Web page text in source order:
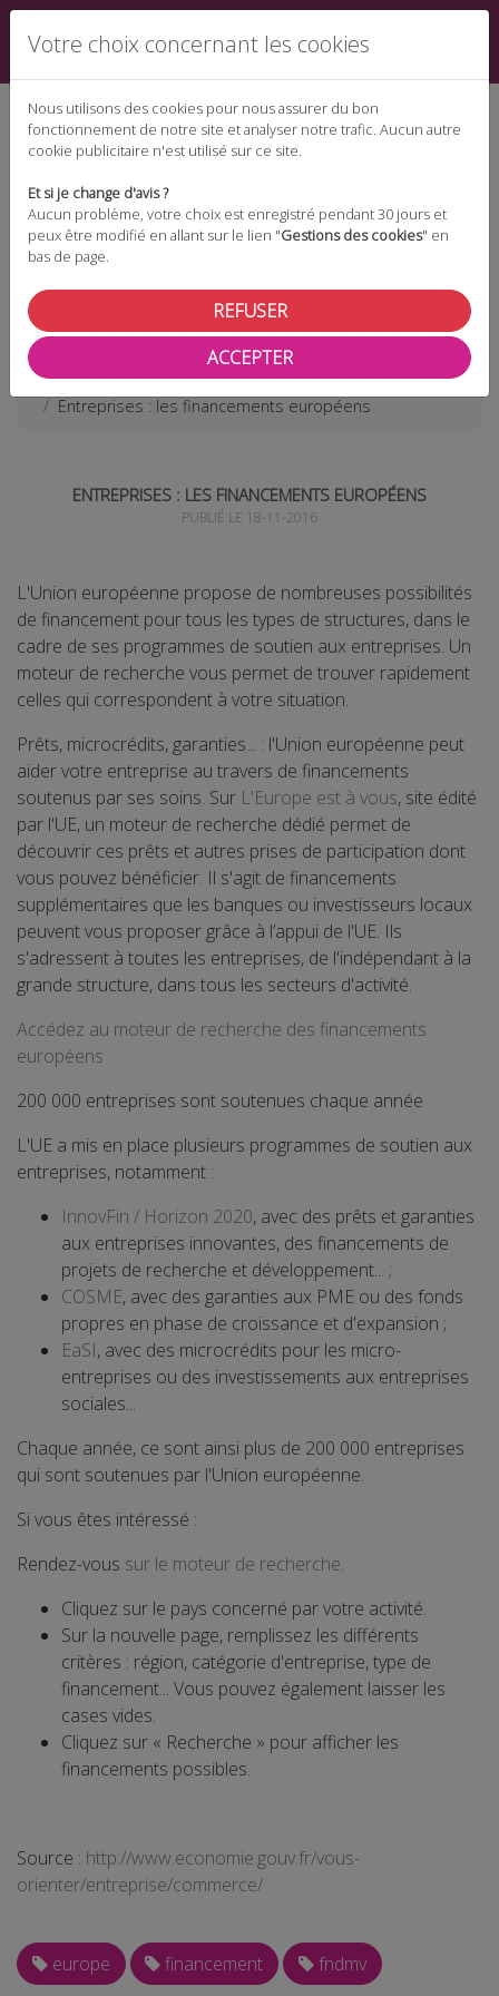
Espace téléchargement
Espace adhérent
Les actualités
Entreprises : les financements européens
ENTREPRISES : LES FINANCEMENTS EUROPÉENS
PUBLIÉ LE 18-11-2016
L'Union européenne propose de nombreuses possibilités
de financement pour tous les types de structures, dans le
cadre de ses programmes de soutien aux entreprises. Un
moteur de recherche vous permet de trouver rapidement
celles qui correspondent à votre situation.
Prêts, microcrédits, garanties... : l'Union européenne peut
aider votre entreprise au travers de financements
soutenus par ses soins. Sur L'Europe est à vous, site édité
par l'UE, un moteur de recherche dédié permet de
découvrir ces prêts et autres prises de participation dont
vous pouvez bénéficier. Il s'agit de financements
supplémentaires que les banques ou investisseurs locaux
peuvent vous proposer grâce à l’appui de l'UE. Ils
s'adressent à toutes les entreprises, de l'indépendant à la
grande structure, dans tous les secteurs d'activité.
Accédez au moteur de recherche des financements
européens
200 000 entreprises sont soutenues chaque année
L'UE a mis en place plusieurs programmes de soutien aux
entreprises, notamment :
InnovFin / Horizon 2020, avec des prêts et garanties
aux entreprises innovantes, des financements de
projets de recherche et développement... ;
COSME, avec des garanties aux PME ou des fonds
propres en phase de croissance et d'expansion ;
EaSI, avec des microcrédits pour les micro-
entreprises ou des investissements aux entreprises
sociales...
Chaque année, ce sont ainsi plus de 200 000 entreprises
qui sont soutenues par l'Union européenne.
Si vous êtes intéressé :
Rendez-vous sur le moteur de recherche.
Cliquez sur le pays concerné par votre activité.
Sur la nouvelle page, remplissez les différents
critères : région, catégorie d'entreprise, type de
financement... Vous pouvez également laisser les
cases vides.
Cliquez sur « Recherche » pour afficher les
financements possibles.
Source : http://www.economie.gouv.fr/vous-
orienter/entreprise/commerce/
europe financement fndmv
Votre choix concernant les cookies
Nous utilisons des cookies pour nous assurer du bon
fonctionnement de notre site et analyser notre trafic. Aucun autre
cookie publicitaire n'est utilisé sur ce site.
Et si je change d'avis ?
Aucun problème, votre choix est enregistré pendant 30 jours et
peux être modifié en allant sur le lien "Gestions des cookies" en
bas de page.
REFUSER
ACCEPTER